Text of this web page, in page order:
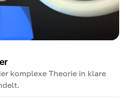
komplexe Theorie in klare